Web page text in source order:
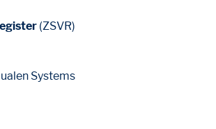
(ZSVR)
Systems